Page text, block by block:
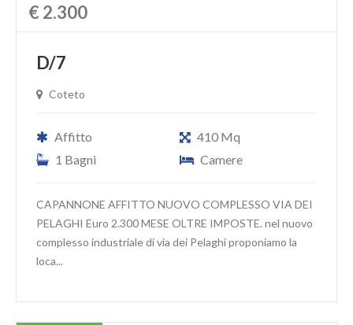
€ 2.300
D/7
Coteto
Affitto
410 Mq
1 Bagni
Camere
CAPANNONE AFFITTO NUOVO COMPLESSO VIA DEI
PELAGHI Euro 2.300 MESE OLTRE IMPOSTE. nel nuovo
complesso industriale di via dei Pelaghi proponiamo la
loca...